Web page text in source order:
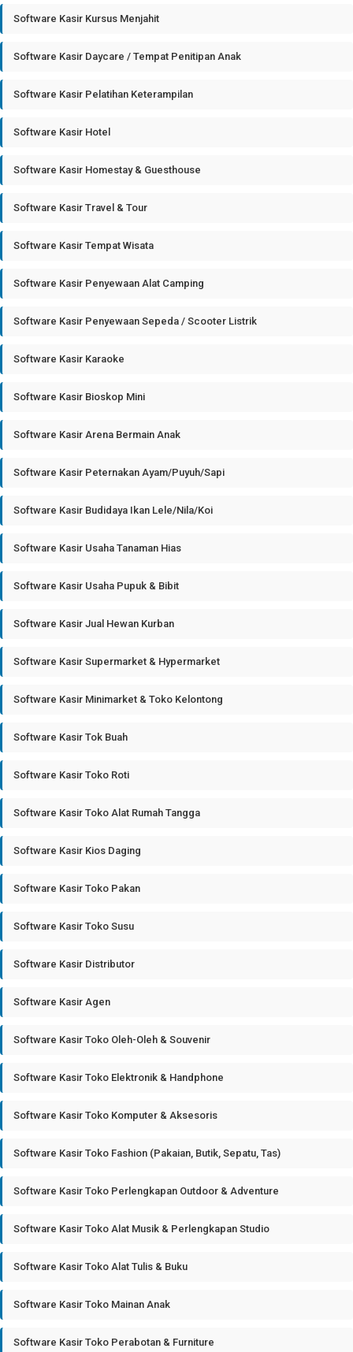
Software Kasir Kursus Menjahit
Software Kasir Daycare / Tempat Penitipan Anak
Software Kasir Pelatihan Keterampilan
Software Kasir Hotel
Software Kasir Homestay & Guesthouse
Software Kasir Travel & Tour
Software Kasir Tempat Wisata
Software Kasir Penyewaan Alat Camping
Software Kasir Penyewaan Sepeda / Scooter Listrik
Software Kasir Karaoke
Software Kasir Bioskop Mini
Software Kasir Arena Bermain Anak
Software Kasir Peternakan Ayam/Puyuh/Sapi
Software Kasir Budidaya Ikan Lele/Nila/Koi
Software Kasir Usaha Tanaman Hias
Software Kasir Usaha Pupuk & Bibit
Software Kasir Jual Hewan Kurban
Software Kasir Supermarket & Hypermarket
Software Kasir Minimarket & Toko Kelontong
Software Kasir Tok Buah
Software Kasir Toko Roti
Software Kasir Toko Alat Rumah Tangga
Software Kasir Kios Daging
Software Kasir Toko Pakan
Software Kasir Toko Susu
Software Kasir Distributor
Software Kasir Agen
Software Kasir Toko Oleh-Oleh & Souvenir
Software Kasir Toko Elektronik & Handphone
Software Kasir Toko Komputer & Aksesoris
Software Kasir Toko Fashion (Pakaian, Butik, Sepatu, Tas)
Software Kasir Toko Perlengkapan Outdoor & Adventure
Software Kasir Toko Alat Musik & Perlengkapan Studio
Software Kasir Toko Alat Tulis & Buku
Software Kasir Toko Mainan Anak
Software Kasir Toko Perabotan & Furniture